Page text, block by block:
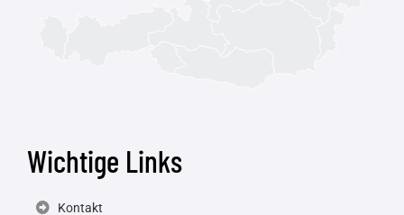
Wichtige Links
Kontakt